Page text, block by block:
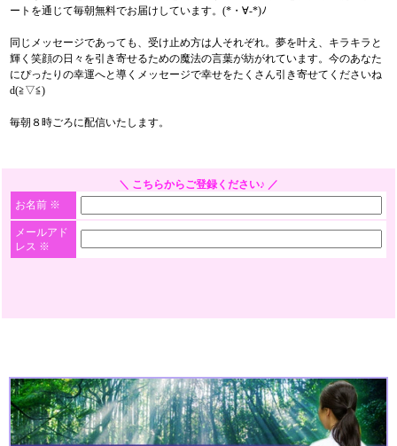
ートを通じて毎朝無料でお届けしています。(*・∀-*)ﾉ
同じメッセージであっても、受け止め方は人それぞれ。夢を叶え、キラキラと
輝く笑顔の日々を引き寄せるための魔法の言葉が紡がれています。今のあなた
にぴったりの幸運へと導くメッセージで幸せをたくさん引き寄せてくださいね
d(≧▽≦)
毎朝８時ごろに配信いたします。
＼ こちらからご登録ください♪ ／
お名前 ※
メールアド
レス ※